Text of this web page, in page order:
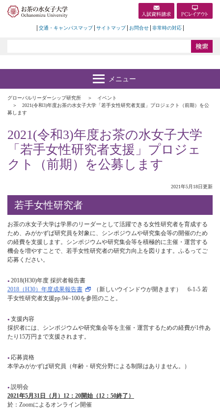
交通・キャンパスマップ サイトマップ お問合せ 非常時の対応
グローバルリーダーシップ研究所
イベント
2021(令和3)年度お茶の水女子大学「若手女性研究者支援」プロジェクト（前期）を公
募します
2021(令和3)年度お茶の水女子大学
「若手女性研究者支援」プロジェ
クト（前期）を公募します
2021年5月18日更新
若手女性研究者
お茶の水女子大学は学界のリーダーとして活躍できる女性研究者を育成する
ため、みがかずば研究員を対象に、シンポジウムや研究集会等の開催のため
の経費を支援します。シンポジウムや研究集会等を積極的に主催・運営する
機会を増やすことで、若手女性研究者の研究力向上を図ります。ふるってご
応募ください。
2018(H30)年度 採択者報告書
2018（H30）年度成果報告書
（新しいウインドウが開きます） 6-1-5 若
手女性研究者支援pp.94~100を参照のこと。
支援内容
採択者には、シンポジウムや研究集会等を主催・運営するための経費が1件あ
たり15万円まで支援されます。
応募資格
本学みがかずば研究員（年齢・研究分野による制限はありません。）
説明会
2021年5月31日（月）12：20開始（12：50終了）
於：Zoomによるオンライン開催